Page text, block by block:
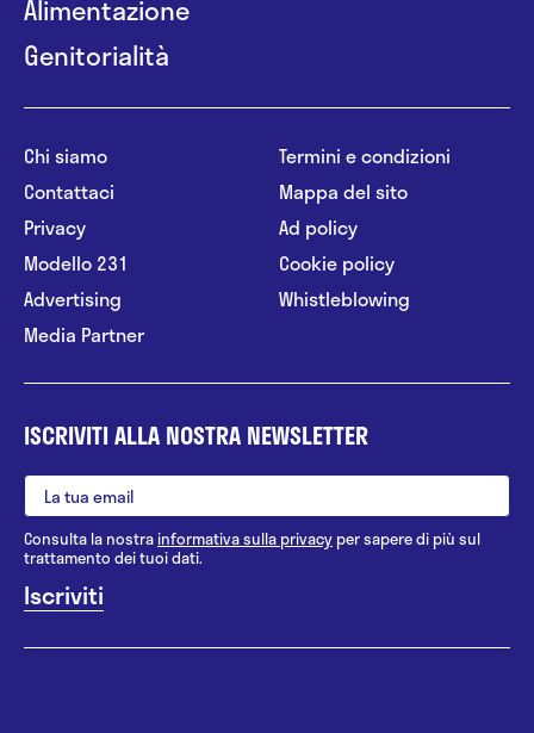
Alimentazione
Genitorialità
Chi siamo
Contattaci
Privacy
Modello 231
Advertising
Media Partner
Termini e condizioni
Mappa del sito
Ad policy
Cookie policy
Whistleblowing
ISCRIVITI ALLA NOSTRA NEWSLETTER
Consulta la nostrainformativa sulla privacy per sapere di più sul
trattamento dei tuoi dati.